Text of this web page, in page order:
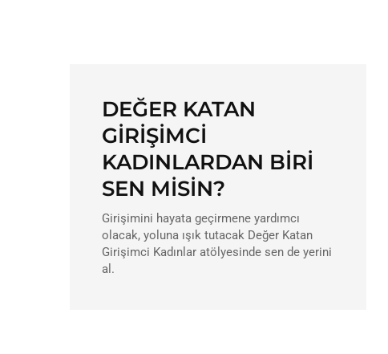
DEĞER KATAN
GIRIŞIMCI
KADINLARDAN BIRI
SEN MISIN?
Girişimini hayata geçirmene yardımcı
olacak, yoluna ışık tutacak Değer Katan
Girişimci Kadınlar atölyesinde sen de yerini
al.